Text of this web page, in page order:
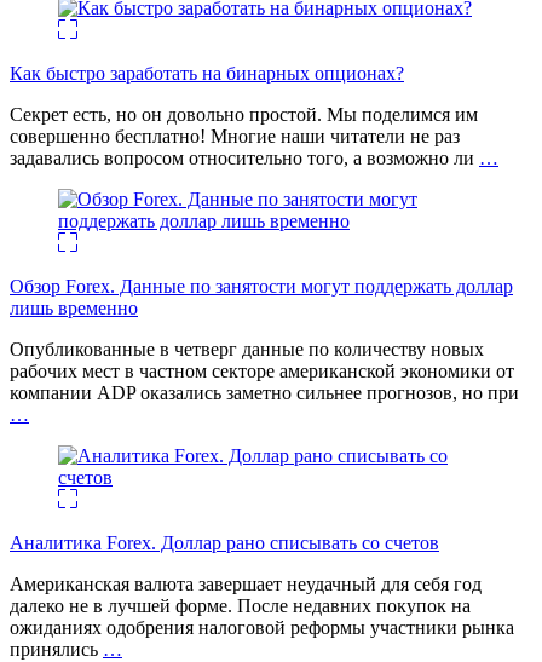
Как быстро заработать на бинарных опционах?
Секрет есть, но он довольно простой. Мы поделимся им
совершенно бесплатно! Многие наши читатели не раз
задавались вопросом относительно того, а возможно ли …
Обзор Forex. Данные по занятости могут поддержать доллар
лишь временно
Опубликованные в четверг данные по количеству новых
рабочих мест в частном секторе американской экономики от
компании ADP оказались заметно сильнее прогнозов, но при
…
Аналитика Forex. Доллар рано списывать со счетов
Американская валюта завершает неудачный для себя год
далеко не в лучшей форме. После недавних покупок на
ожиданиях одобрения налоговой реформы участники рынка
принялись …